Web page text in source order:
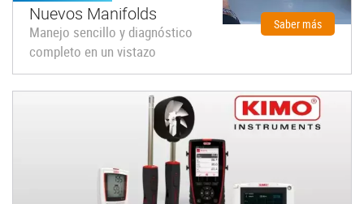
Nuevos Manifolds
Manejo sencillo y diagnóstico
completo en un vistazo
Saber más